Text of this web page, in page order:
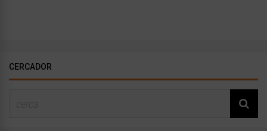
CERCADOR